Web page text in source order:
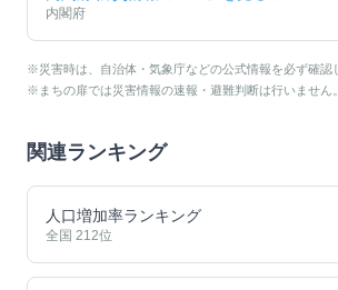
内閣府
※災害時は、自治体・気象庁などの公式情報を必ず確認
※まちの扉では災害情報の速報・避難判断は行いません。
関連ランキング
人口増加率ランキング
全国 212位